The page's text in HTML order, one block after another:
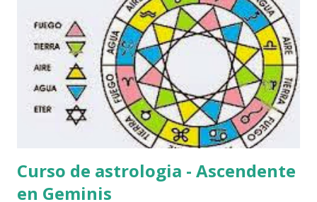
Curso de astrologia - Ascendente
en Geminis